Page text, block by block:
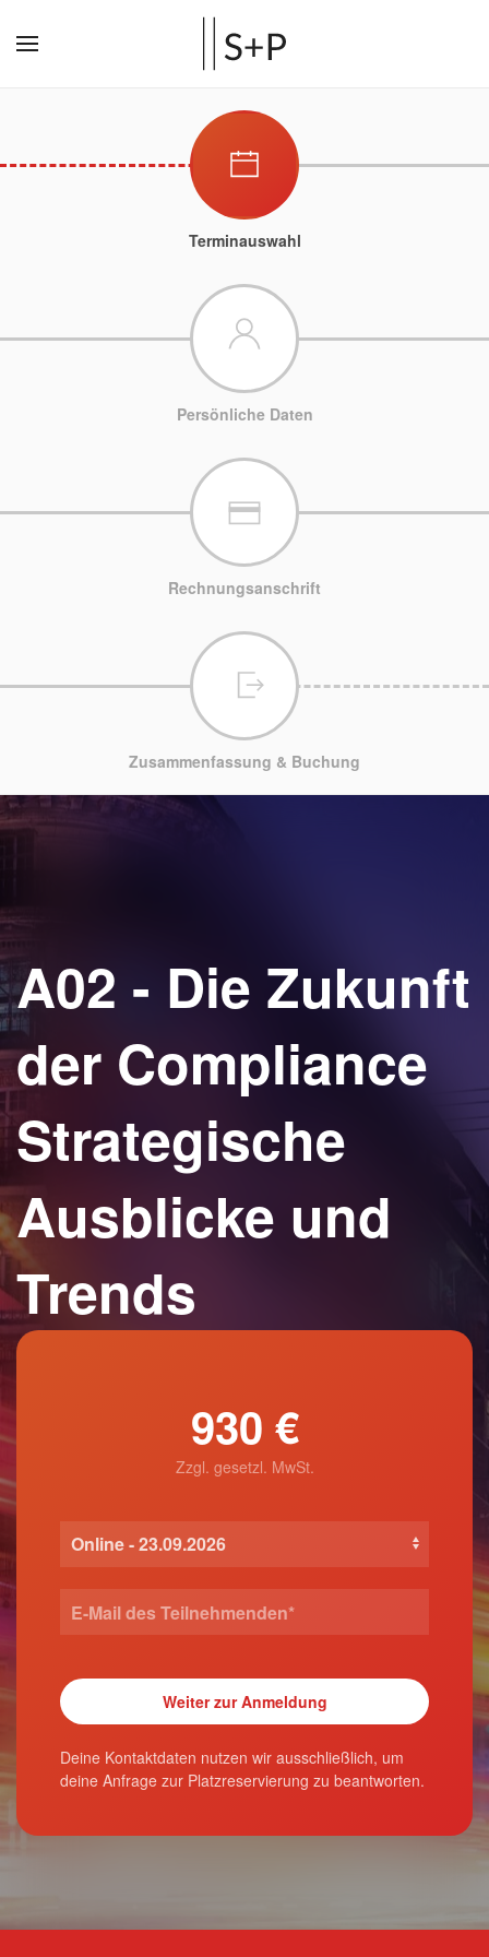
Terminauswahl
Persönliche Daten
Rechnungsanschrift
Zusammenfassung & Buchung
A02 - Die Zukunft
der Compliance
Strategische
Ausblicke und
Trends
930 €
Zzgl. gesetzl. MwSt.
Deine Kontaktdaten nutzen wir ausschließlich, um
deine Anfrage zur Platzreservierung zu beantworten.